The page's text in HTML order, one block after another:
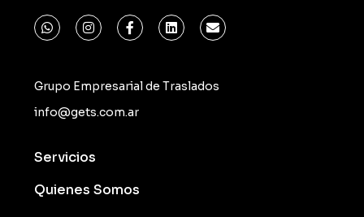
Grupo Empresarial de Traslados
info@gets.com.ar
Servicios
Quienes Somos